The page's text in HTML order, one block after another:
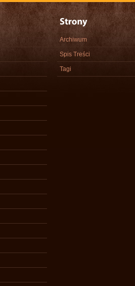
Archiwum
Spis Treści
Tagi